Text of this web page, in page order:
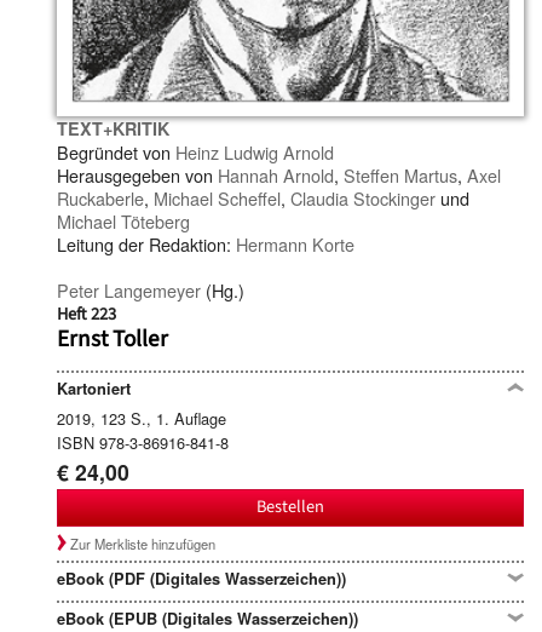
TEXT+KRITIK
Begründet von Heinz Ludwig Arnold
Herausgegeben von Hannah Arnold, Steffen Martus, Axel
Ruckaberle, Michael Scheffel, Claudia Stockinger und
Michael Töteberg
Leitung der Redaktion: Hermann Korte
Peter Langemeyer (Hg.)
Heft 223
Ernst Toller
Kartoniert
2019, 123 S., 1. Auflage
ISBN 978-3-86916-841-8
€ 24,00
Bestellen
Zur Merkliste hinzufügen
eBook (PDF (Digitales Wasserzeichen))
eBook (EPUB (Digitales Wasserzeichen))